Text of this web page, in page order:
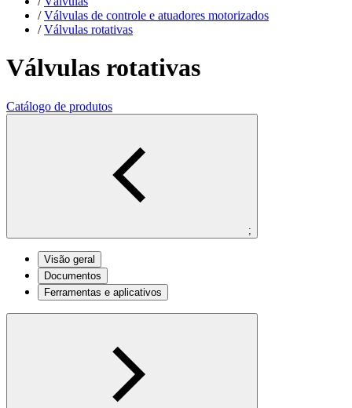
/ Válvulas de controle e atuadores motorizados
/ Válvulas rotativas
Válvulas rotativas
Catálogo de produtos
;
Visão geral
Documentos
Ferramentas e aplicativos